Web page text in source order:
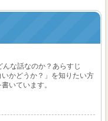
な話なのか？あらすじ
いかどうか？」を知りたい方
いています。